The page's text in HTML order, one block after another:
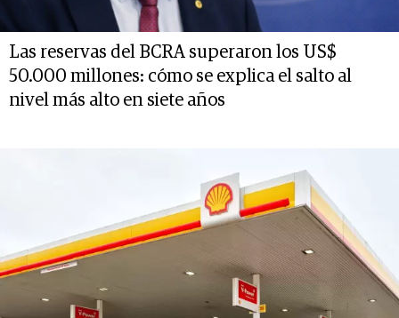
Las reservas del BCRA superaron los US$
50.000 millones: cómo se explica el salto al
nivel más alto en siete años